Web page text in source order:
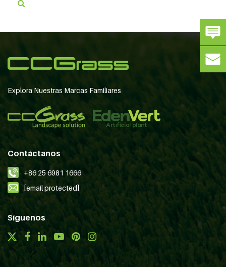
Explora Nuestras Marcas Familiares
Contáctanos
+86 25 6981 1666
[email protected]
Síguenos